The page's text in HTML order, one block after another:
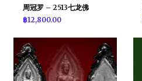
周冠罗 – 2513七龙佛
฿12,800.00